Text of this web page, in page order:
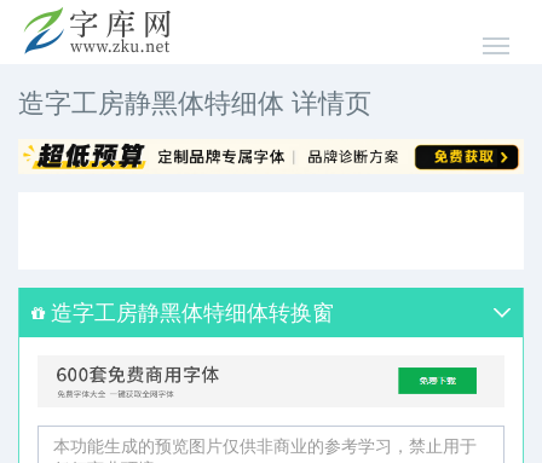
造字工房静黑体特细体 详情页
造字工房静黑体特细体转换窗